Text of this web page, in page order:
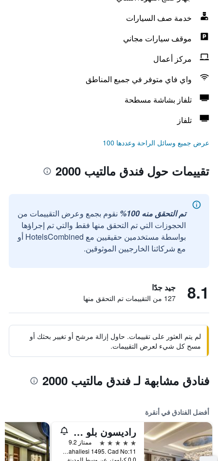
خدمة صف السيارات
موقف سيارات مجاني
مركز أعمال
واي فاي متوفر في جميع المناطق
تلفاز بشاشة مسطحة
تلفاز
عرض جميع وسائل الراحة وعددها 100
تقييمات حول فندق مالتيب 2000
تم التحقق منه 100%
نقوم بجمع وعرض التقييمات من
الحجوزات التي تم التحقق منها فقط والتي تم إجراؤها
بواسطة مستخدمين حقيقيين مع HotelsCombined أو
مع شركائنا الخارجيين الموثوقين.
8.1 جيد جدًا
127 من التقييمات تم التحقق منها
لم يتم العثور على تقييمات. حاول إزالة مرشح أو تغيير بحثك أو
مسح كل شيء لعرض التقييمات.
فنادق مشابهة لـ فندق مالتيب 2000
أفضل الفنادق في أنقرة
راديسون بلو هوتل أنكارا كانكايا
5 نجوم
ممتاز 9.2
Isçi Bloklari Mahallesi 1495. Cad No:11, أنقرة, تركيا
0.0 كيلومتر عن وسط المدينة